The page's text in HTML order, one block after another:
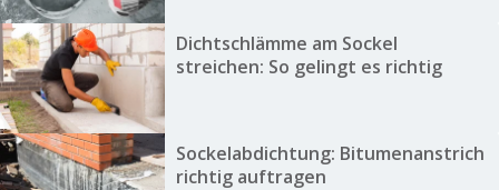
Dichtschlämme am Sockel
streichen: So gelingt es richtig
Sockelabdichtung: Bitumenanstrich
richtig auftragen